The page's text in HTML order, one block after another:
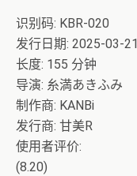
识别码: KBR-020
发行日期: 2025-03-21
长度: 155 分钟
导演: 糸満あきふみ
制作商: KANBi
发行商: 甘美R
使用者评价:
(8.20)